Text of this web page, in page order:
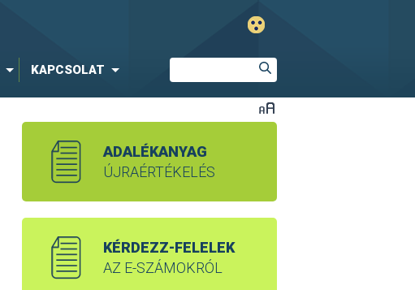
KAPCSOLAT
ADALÉKANYAG
ÚJRAÉRTÉKELÉS
KÉRDEZZ-FELELEK
AZ E-SZÁMOKRÓL